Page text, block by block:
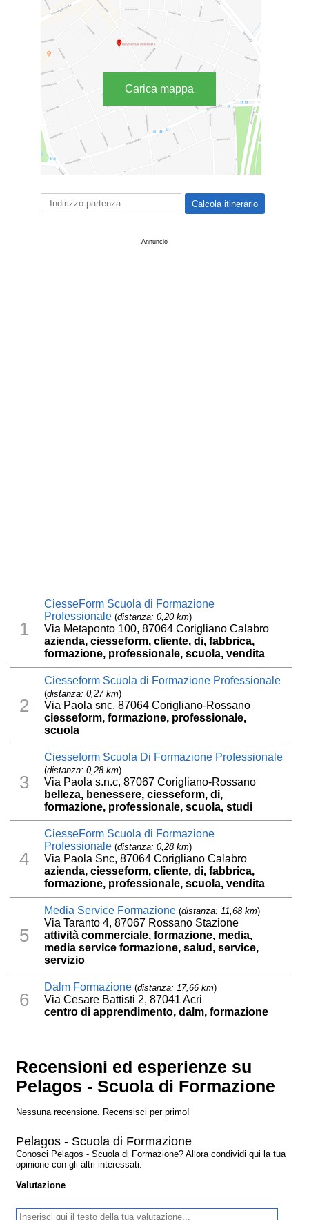
Carica mappa
Annuncio
1
CiesseForm Scuola di Formazione
Professionale (distanza: 0,20 km)
Via Metaponto 100, 87064 Corigliano Calabro
azienda, ciesseform, cliente, di, fabbrica,
formazione, professionale, scuola, vendita
2
Ciesseform Scuola di Formazione Professionale
(distanza: 0,27 km)
Via Paola snc, 87064 Corigliano-Rossano
ciesseform, formazione, professionale,
scuola
3
Ciesseform Scuola Di Formazione Professionale
(distanza: 0,28 km)
Via Paola s.n.c, 87067 Corigliano-Rossano
belleza, benessere, ciesseform, di,
formazione, professionale, scuola, studi
4
CiesseForm Scuola di Formazione
Professionale (distanza: 0,28 km)
Via Paola Snc, 87064 Corigliano Calabro
azienda, ciesseform, cliente, di, fabbrica,
formazione, professionale, scuola, vendita
5
Media Service Formazione (distanza: 11,68 km)
Via Taranto 4, 87067 Rossano Stazione
attività commerciale, formazione, media,
media service formazione, salud, service,
servizio
6
Dalm Formazione (distanza: 17,66 km)
Via Cesare Battisti 2, 87041 Acri
centro di apprendimento, dalm, formazione
Recensioni ed esperienze su
Pelagos - Scuola di Formazione
Nessuna recensione. Recensisci per primo!
Pelagos - Scuola di Formazione
Conosci Pelagos - Scuola di Formazione? Allora condividi qui la tua
opinione con gli altri interessati.
Valutazione